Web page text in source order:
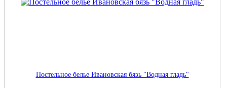
Постельное белье Ивановская бязь "Водная гладь"